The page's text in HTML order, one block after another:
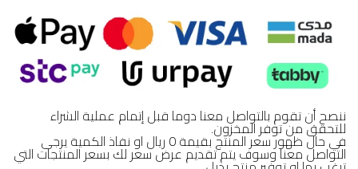
ننصح أن تقوم بالتواصل معنا دوما قبل إتمام عملية الشراء
للتحقق من توفر المخزون.
في حال ظهور سعر المنتج بقيمة 0 ريال او نفاذ الكمية يرجى
التواصل معنا وسوف يتم تقديم عرض سعر لك بسعر المنتجات التي